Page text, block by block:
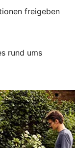
freigeben
rund ums